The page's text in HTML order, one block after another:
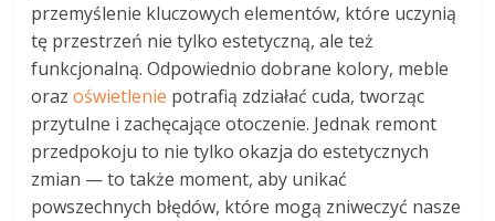
przemyślenie kluczowych elementów, które uczynią
tę przestrzeń nie tylko estetyczną, ale też
funkcjonalną. Odpowiednio dobrane kolory, meble
orazoświetlenie potrafią zdziałać cuda, tworząc
przytulne i zachęcające otoczenie. Jednak remont
przedpokoju to nie tylko okazja do estetycznych
zmian — to także moment, aby unikać
powszechnych błędów, które mogą zniweczyć nasze